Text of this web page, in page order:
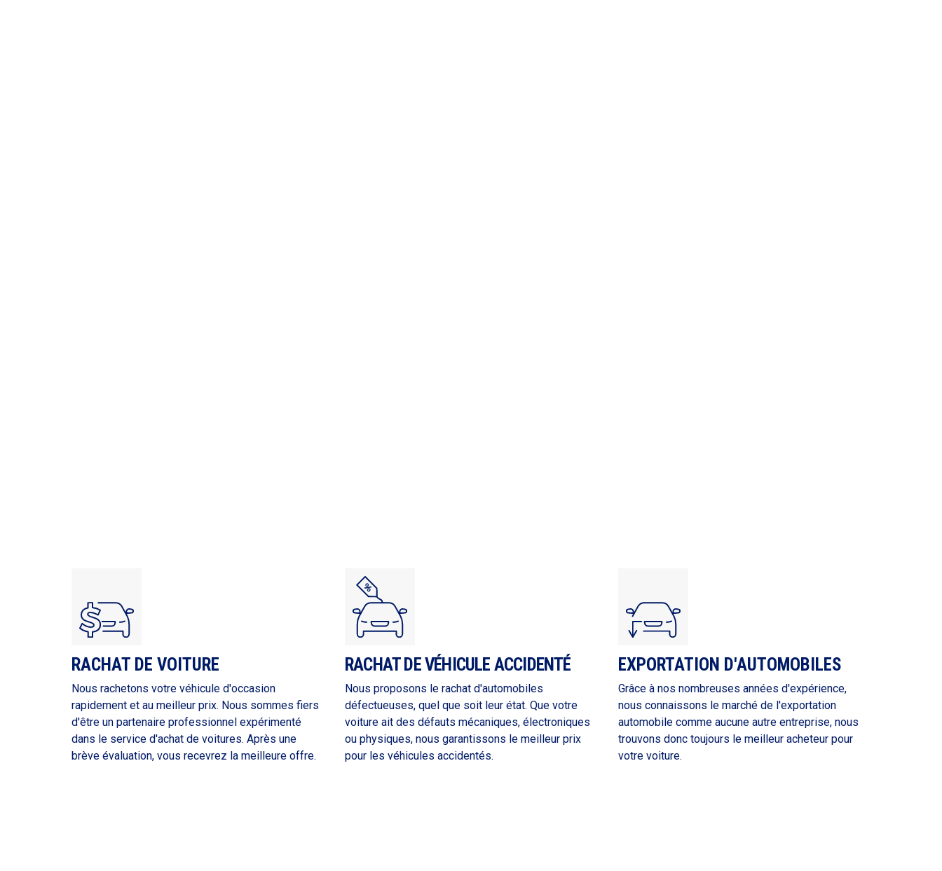
RACHAT DE VOITURE
Nous rachetons votre véhicule d'occasion
rapidement et au meilleur prix. Nous sommes fiers
d'être un partenaire professionnel expérimenté
dans le service d'achat de voitures. Après une
brève évaluation, vous recevrez la meilleure offre.
RACHAT DE VÉHICULE ACCIDENTÉ
Nous proposons le rachat d'automobiles
défectueuses, quel que soit leur état. Que votre
voiture ait des défauts mécaniques, électroniques
ou physiques, nous garantissons le meilleur prix
pour les véhicules accidentés.
EXPORTATION D'AUTOMOBILES
Grâce à nos nombreuses années d'expérience,
nous connaissons le marché de l'exportation
automobile comme aucune autre entreprise, nous
trouvons donc toujours le meilleur acheteur pour
votre voiture.